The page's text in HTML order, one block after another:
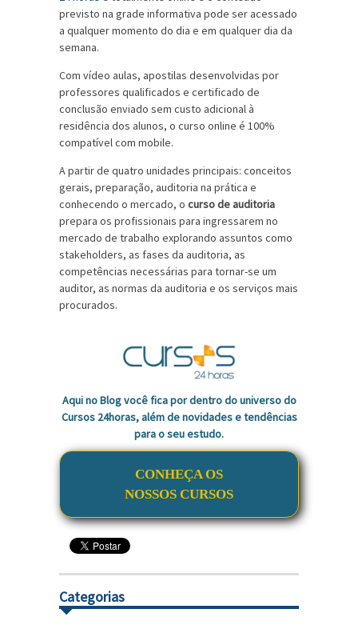
previsto na grade informativa pode ser acessado
a qualquer momento do dia e em qualquer dia da
semana.
Com vídeo aulas, apostilas desenvolvidas por
professores qualificados e certificado de
conclusão enviado sem custo adicional à
residência dos alunos, o curso online é 100%
compatível com mobile.
A partir de quatro unidades principais: conceitos
gerais, preparação, auditoria na prática e
conhecendo o mercado, o curso de auditoria
prepara os profissionais para ingressarem no
mercado de trabalho explorando assuntos como
stakeholders, as fases da auditoria, as
competências necessárias para tornar-se um
auditor, as normas da auditoria e os serviços mais
procurados.
Aqui no Blog você fica por dentro do universo do
Cursos 24horas, além de novidades e tendências
para o seu estudo.
CONHEÇA OS
NOSSOS CURSOS
Categorias